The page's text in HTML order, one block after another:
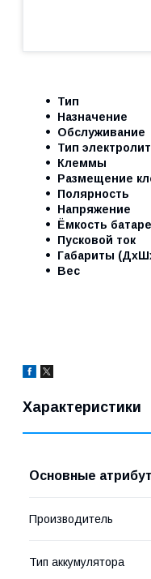
Тип
Назначение
Обслуживание
Тип
Клеммы
Размещение
Полярность
Напряжение​​​​​​
Ёмкость
Пусковой ток
Габариты
Вес
Характеристики
Основные
Производитель
Тип аккумулятора